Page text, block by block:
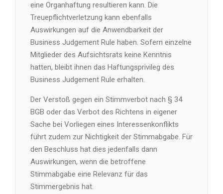
eine Organhaftung resultieren kann. Die
Treuepflichtverletzung kann ebenfalls
Auswirkungen auf die Anwendbarkeit der
Business Judgement Rule haben. Sofern einzelne
Mitglieder des Aufsichtsrats keine Kenntnis
hatten, bleibt ihnen das Haftungsprivileg des
Business Judgement Rule erhalten.
Der Verstoß gegen ein Stimmverbot nach § 34
BGB oder das Verbot des Richtens in eigener
Sache bei Vorliegen eines Interessenkonflikts
führt zudem zur Nichtigkeit der Stimmabgabe. Für
den Beschluss hat dies jedenfalls dann
Auswirkungen, wenn die betroffene
Stimmabgabe eine Relevanz für das
Stimmergebnis hat.